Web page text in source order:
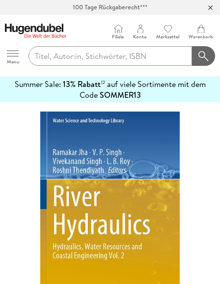
100 Tage Rückgaberecht***
Hugendubel
Menu
Filiale Konto Merkzettel Warenkorb
Summer Sale: 13% Rabatt12auf viele Sortimente mit dem
CodeSOMMER13
erfahren